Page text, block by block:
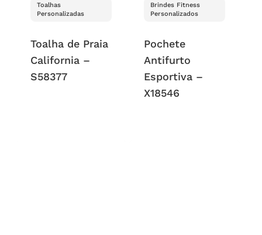
Toalhas
Personalizadas
Toalha de Praia
California –
S58377
Brindes Fitness
Personalizados
Pochete
Antifurto
Esportiva –
X18546